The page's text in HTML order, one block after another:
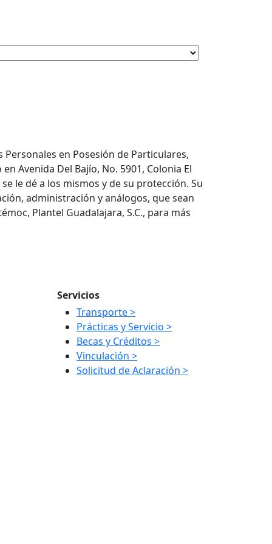
en Posesión de Particulares,
Avenida Del Bajío, No. 5901, Colonia El
le dé a los mismos y de su protección. Su
administración y análogos, que sean
Plantel Guadalajara, S.C., para más
Servicios
Transporte >
Prácticas y Servicio >
Becas y Créditos >
Vinculación >
Solicitud de Aclaración >